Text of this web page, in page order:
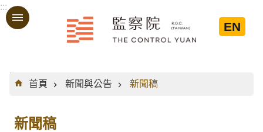
跳到主要內容區塊
:::
EN
:::
首頁
新聞與公告 新聞稿
新聞稿